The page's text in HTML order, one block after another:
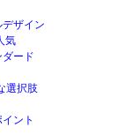
ザイン
気
ード
選択肢
ント